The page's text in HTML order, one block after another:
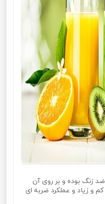
زنگ بوده و بر روی آن
زیاد و عملکرد ضربه ای